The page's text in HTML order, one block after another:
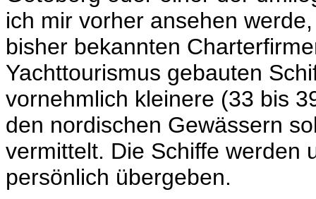
ich mir vorher ansehen
bisher bekannten
Yachttourismus gebauten
vornehmlich kleinere (33 bis
den nordischen Gewässern
vermittelt. Die Schiffe werden
persönlich übergeben.